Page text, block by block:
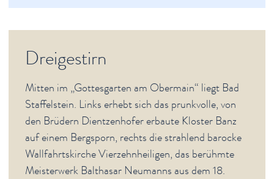
Dreigestirn
Mitten im „Gottesgarten am Obermain“ liegt Bad
Staffelstein. Links erhebt sich das prunkvolle, von
den Brüdern Dientzenhofer erbaute Kloster Banz
auf einem Bergsporn, rechts die strahlend barocke
Wallfahrtskirche Vierzehnheiligen, das berühmte
Meisterwerk Balthasar Neumanns aus dem 18.